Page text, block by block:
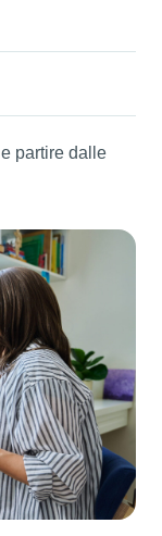
partire dalle